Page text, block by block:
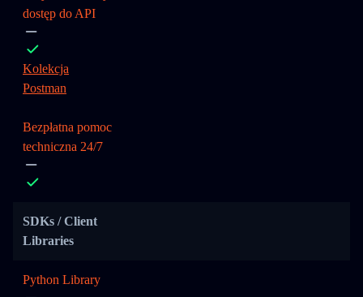
dostęp do API
Kolekcja
Postman
Bezpłatna pomoc
techniczna 24/7
SDKs / Client
Libraries
Python Library